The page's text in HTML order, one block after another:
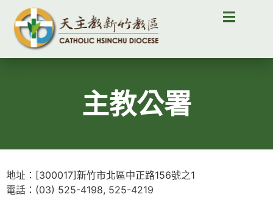
主教公署
地址：[300017]新竹市北區中正路156號之1
電話：(03) 525-4198, 525-4219